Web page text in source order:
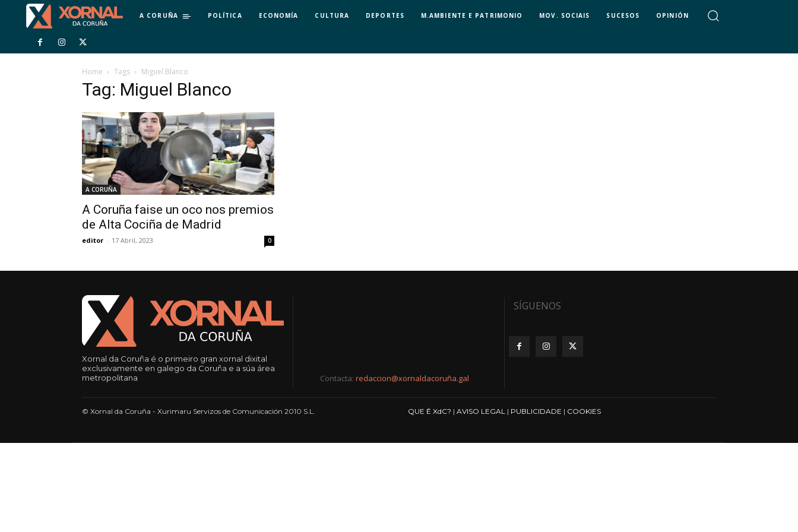
A CORUÑA POLÍTICA ECONOMÍA CULTURA DEPORTES M.AMBIENTE E PATRIMONIO MOV. SOCIAIS SUCESOS OPINIÓN
Home Tags Miguel Blanco
Tag: Miguel Blanco
A CORUÑA
A Coruña faise un oco nos premios
de Alta Cociña de Madrid
editor - 17 Abril, 2023 0
Xornal da Coruña é o primeiro gran xornal dixital
exclusivamente en galego da Coruña e a súa área
metropolitana
Contacta: redaccion@xornaldacoruña.gal
SÍGUENOS
© Xornal da Coruña - Xurimaru Servizos de Comunicación 2010 S.L. QUE É XdC? | AVISO LEGAL | PUBLICIDADE | COOKIES